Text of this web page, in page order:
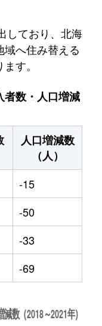
しており、北海
へ住み替える
す。
者数・人口増減
人口増減数
（人）
-15
-50
-33
-69